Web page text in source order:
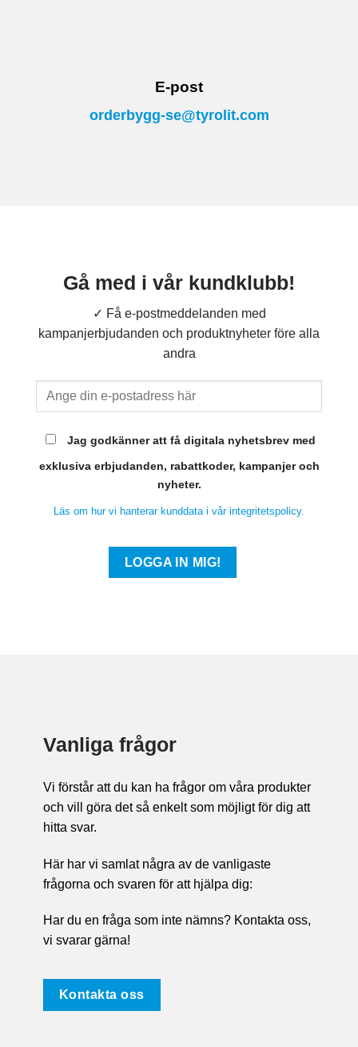
E-post
orderbygg-se@tyrolit.com
Gå med i vår kundklubb!
✓ Få e-postmeddelanden med
kampanjerbjudanden och produktnyheter före alla
andra
Jag godkänner att få digitala nyhetsbrev med
exklusiva erbjudanden, rabattkoder, kampanjer och
nyheter.
Läs om hur vi hanterar kunddata i vår integritetspolicy.
Vanliga frågor
Vi förstår att du kan ha frågor om våra produkter
och vill göra det så enkelt som möjligt för dig att
hitta svar.
Här har vi samlat några av de vanligaste
frågorna och svaren för att hjälpa dig:
Har du en fråga som inte nämns? Kontakta oss,
vi svarar gärna!
Kontakta oss